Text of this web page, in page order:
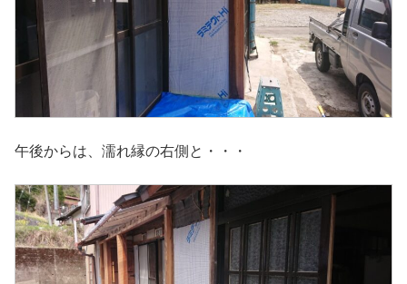
午後からは、濡れ縁の右側と・・・